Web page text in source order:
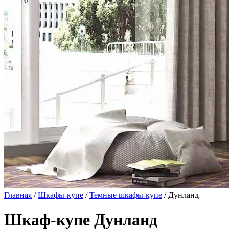
Главная /Шкафы-купе /Темные шкафы-купе / Дунланд
Шкаф-купе Дунланд